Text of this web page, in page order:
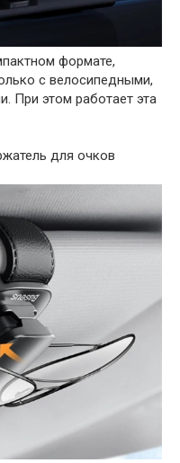
формате,
с велосипедными,
При этом работает эта
для очков